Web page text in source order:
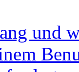
und